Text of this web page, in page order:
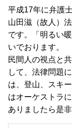
平成17年に弁護
山田滋（故人）
です。「明るい
いでおります。
民間人の視点と
して、法律問題
は、登山、スキ
はオーケストラ
ありましたら是